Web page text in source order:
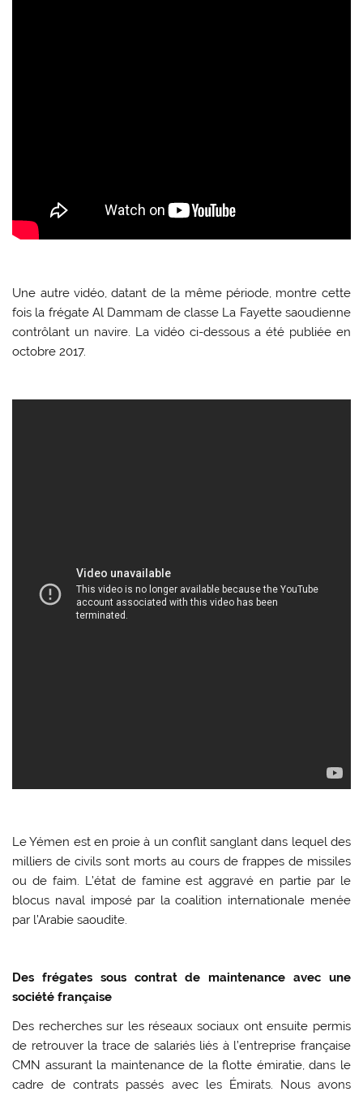
Une autre vidéo, datant de la même période, montre cette
fois la frégate Al Dammam de classe La Fayette saoudienne
contrôlant un navire. La vidéo ci-dessous a été publiée en
octobre 2017.
Le Yémen est en proie à un conflit sanglant dans lequel des
milliers de civils sont morts au cours de frappes de missiles
ou de faim. L’état de famine est aggravé en partie par le
blocus naval imposé par la coalition internationale menée
par l’Arabie saoudite.
Des frégates sous contrat de maintenance avec une
société française
Des recherches sur les réseaux sociaux ont ensuite permis
de retrouver la trace de salariés liés à l’entreprise française
CMN assurant la maintenance de la flotte émiratie, dans le
cadre de contrats passés avec les Émirats. Nous avons